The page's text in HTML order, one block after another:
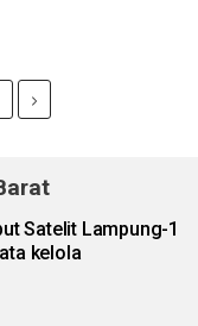
Satelit Lampung-1
kelola